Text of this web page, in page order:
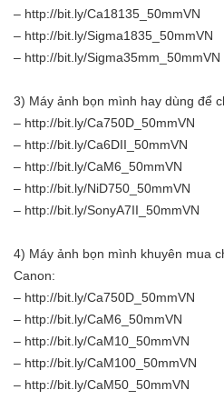
– http://bit.ly/Ca18135_50mmVN
– http://bit.ly/Sigma1835_50mmVN
– http://bit.ly/Sigma35mm_50mmVN
3) Máy ảnh bọn mình hay dùng để
– http://bit.ly/Ca750D_50mmVN
– http://bit.ly/Ca6DII_50mmVN
– http://bit.ly/CaM6_50mmVN
– http://bit.ly/NiD750_50mmVN
– http://bit.ly/SonyA7II_50mmVN
4) Máy ảnh bọn mình khuyên mua
Canon:
– http://bit.ly/Ca750D_50mmVN
– http://bit.ly/CaM6_50mmVN
– http://bit.ly/CaM10_50mmVN
– http://bit.ly/CaM100_50mmVN
– http://bit.ly/CaM50_50mmVN